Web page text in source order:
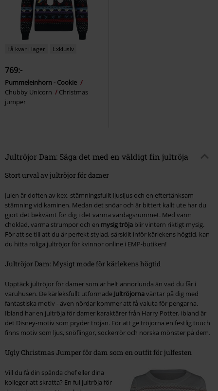
Få kvar i lager Exklusiv
769:-
Pummeleinhorn - Cookie
Chubby Unicorn
Christmas
jumper
Jultröjor Dam: Säga det med en väldigt fin jultröja
Stort urval av jultröjor för damer
Julen är doften av kex, stämningsfullt ljusljus och en eftertänksam
stämning vid kaminen. Medan det snöar och är bittert kallt ute har du
gjort det bekvämt för dig i det varma vardagsrummet. Med varm
choklad, varma strumpor och en mysig tröja blir vintern riktigt mysig.
För att se till att du är perfekt stylad, särskilt inför kärlekens högtid, kan
du hitta roliga jultröjor för kvinnor online i EMP-butiken!
Jultröjor Dam: Mysigt mode för kärlekens högtid
Upptäck jultröjor för damer som är helt annorlunda än vad du får i
varuhusen. De kärleksfullt utformade Jultröjornaväntar på dig med
fantastiska motiv - även nördar kommer att få valuta för pengarna.
Ibland har en jultröja för damer karaktärer från Harry Potter, ibland är
det Disney-motiv som pryder tröjan. För att ge tröjorna en festlig touch
finns motiv som ljus, snöflingor, sockerrör och norska mönster på dem.
Ugly Christmas Jumper för dam som en outfit för julfesten
Vill du få din spända chef eller dina
kollegor att skratta? En ful jultröja för